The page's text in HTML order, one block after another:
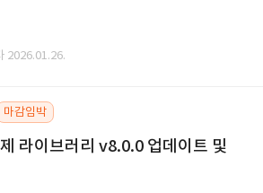
2026.01.26.
마감임박
라이브러리 v8.0.0 업데이트 및